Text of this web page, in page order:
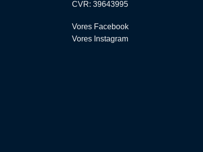
CVR: 39643995
Vores Facebook
Vores Instagram